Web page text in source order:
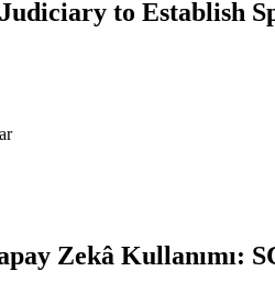
to Establish
Zekâ Kullanımı: